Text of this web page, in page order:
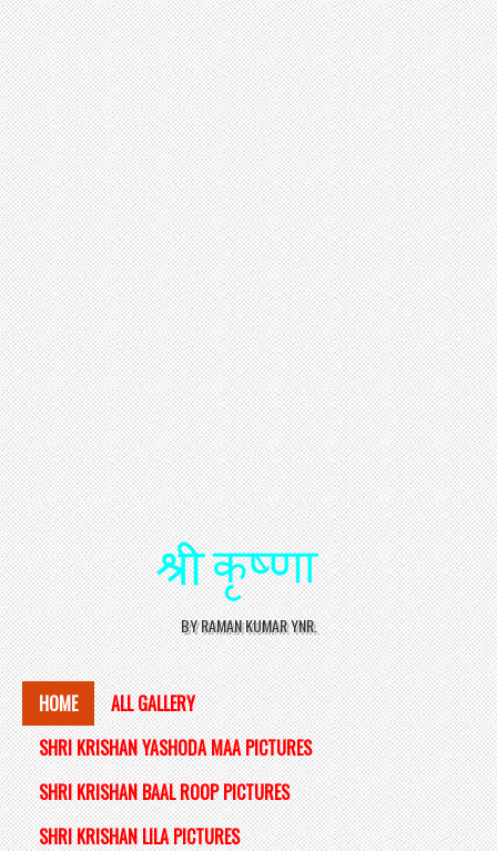
BY RAMAN KUMAR YNR.
HOME
ALL GALLERY
SHRI KRISHAN YASHODA MAA PICTURES
SHRI KRISHAN BAAL ROOP PICTURES
SHRI KRISHAN LILA PICTURES